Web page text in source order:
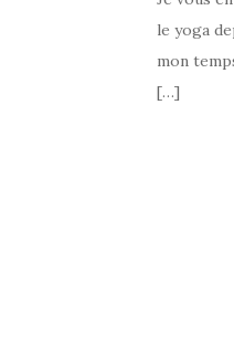
le yoga
mon
[…]